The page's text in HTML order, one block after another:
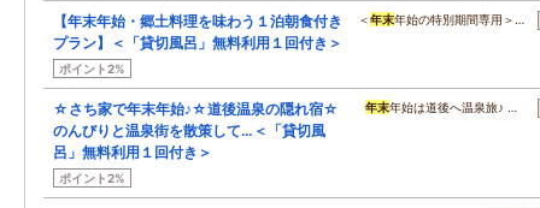
【年末年始・郷土料理を味わう１泊朝食付き
プラン】＜「貸切風呂」無料利用１回付き＞
ポイント2%
＜年末年始の特別期間専用＞…
☆さち家で年末年始♪☆道後温泉の隠れ宿☆
のんびりと温泉街を散策して…＜「貸切風
呂」無料利用１回付き＞
ポイント2%
年末年始は道後へ温泉旅♪ …